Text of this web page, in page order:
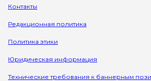
Контакты
Редакционная политика
Политика этики
Юридическая информация
Технические требования к баннерным